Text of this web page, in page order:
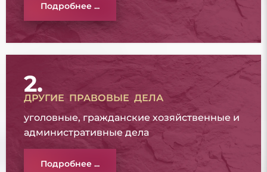
Подробнее ...
2.
ДРУГИЕ ПРАВОВЫЕ ДЕЛА
уголовные, гражданские хозяйственные и
административные дела
Подробнее ...